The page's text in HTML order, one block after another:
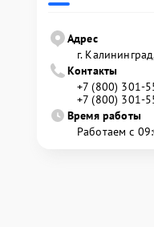
Адрес
г.
Контакты
+7 (800) 301-
+7 (800) 301-
Время работы
Работаем с